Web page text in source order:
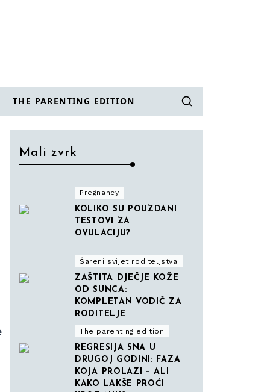
THE PARENTING EDITION
Mali zvrk
Pregnancy
KOLIKO SU POUZDANI
TESTOVI ZA
OVULACIJU?
Šareni svijet roditeljstva
ZAŠTITA DJEČJE KOŽE
OD SUNCA:
KOMPLETAN VODIČ ZA
RODITELJE
The parenting edition
REGRESIJA SNA U
DRUGOJ GODINI: FAZA
KOJA PROLAZI – ALI
KAKO LAKŠE PROĆI